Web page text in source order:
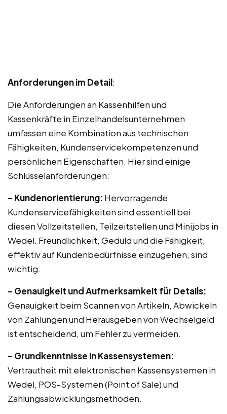
Anforderungen im Detail:
Die Anforderungen an Kassenhilfen und
Kassenkräfte in Einzelhandelsunternehmen
umfassen eine Kombination aus technischen
Fähigkeiten, Kundenservicekompetenzen und
persönlichen Eigenschaften. Hier sind einige
Schlüsselanforderungen:
– Kundenorientierung: Hervorragende
Kundenservicefähigkeiten sind essentiell bei
diesen Vollzeitstellen, Teilzeitstellen und Minijobs in
Wedel. Freundlichkeit, Geduld und die Fähigkeit,
effektiv auf Kundenbedürfnisse einzugehen, sind
wichtig.
– Genauigkeit und Aufmerksamkeit für Details:
Genauigkeit beim Scannen von Artikeln, Abwickeln
von Zahlungen und Herausgeben von Wechselgeld
ist entscheidend, um Fehler zu vermeiden.
– Grundkenntnisse in Kassensystemen:
Vertrautheit mit elektronischen Kassensystemen in
Wedel, POS-Systemen (Point of Sale) und
Zahlungsabwicklungsmethoden.